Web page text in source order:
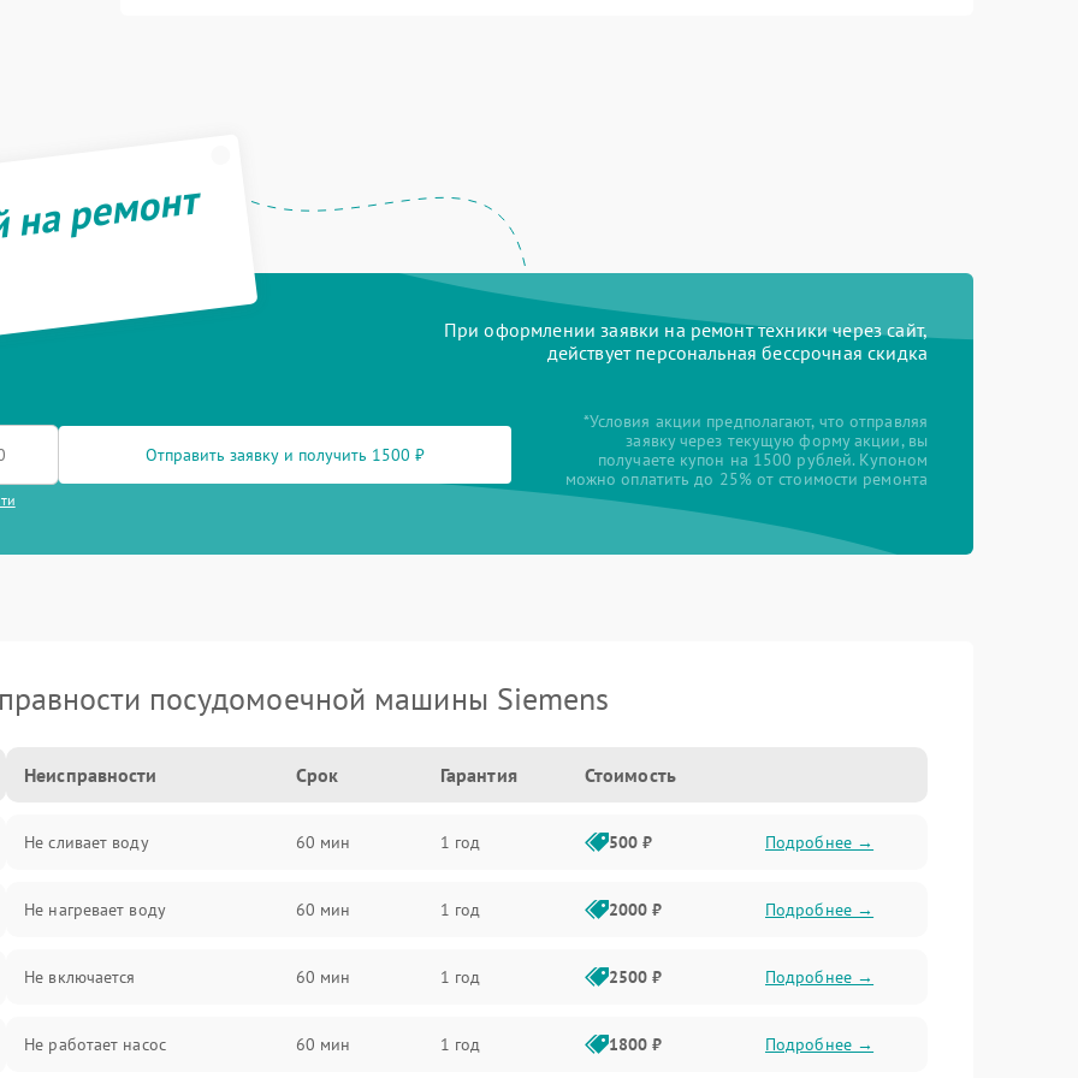
ремонт
При оформлении заявки на ремонт техники через сайт,
действует персональная бессрочная скидка
Отправить заявку и получить 1500 ₽
*Условия акции предполагают, что отправляя
заявку через текущую форму акции, вы
получаете купон на 1500 рублей. Купоном
можно оплатить до 25% от стоимости ремонта
посудомоечной машины Siemens
Неисправности Срок Гарантия Стоимость
Не сливает воду 60 мин 1 год 500 ₽ Подробнее →
Не нагревает воду 60 мин 1 год 2000 ₽ Подробнее →
Не включается 60 мин 1 год 2500 ₽ Подробнее →
Не работает насос 60 мин 1 год 1800 ₽ Подробнее →